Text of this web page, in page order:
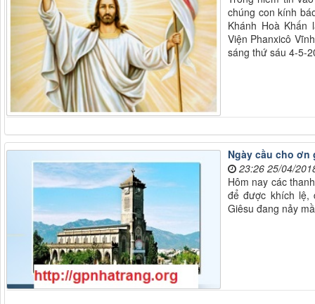
chúng con kính
Khánh Hoà Khấn
Viện Phanxicô
sáng thứ sáu 4-5-
Ngày cầu cho ơn
23:26 25/04/
Hôm nay các
để được khích lệ,
Giêsu đang nảy